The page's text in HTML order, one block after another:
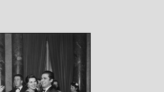
con la quale è
la stagione lirica 1957-
Scala